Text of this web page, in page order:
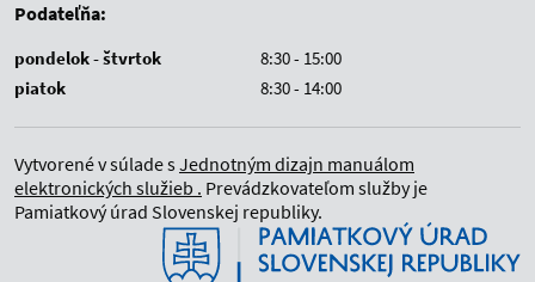
Podateľňa:
pondelok - štvrtok
8:30 - 15:00
piatok
8:30 - 14:00
Vytvorené v súlade sJednotným dizajn manuálom
elektronických služieb . Prevádzkovateľom služby je
Pamiatkový úrad Slovenskej republiky.